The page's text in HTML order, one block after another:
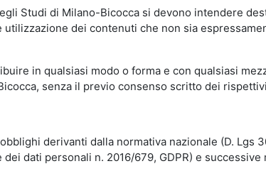
Studi di Milano-Bicocca si devono intendere
dei contenuti che non sia
in qualsiasi modo o forma e con qualsiasi
senza il previo consenso scritto dei
derivanti dalla normativa nazionale (D. Lgs
dati personali n. 2016/679, GDPR) e successive